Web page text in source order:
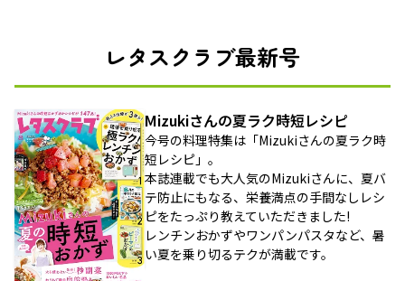
レタスクラブ最新号
Mizukiさんの夏ラク時短レシピ
今号の料理特集は「Mizukiさんの夏ラク時
短レシピ」。
本誌連載でも大人気のMizukiさんに、夏バ
テ防止にもなる、栄養満点の手間なしレシ
ピをたっぷり教えていただきました!
レンチンおかずやワンパンパスタなど、暑
い夏を乗り切るテクが満載です。